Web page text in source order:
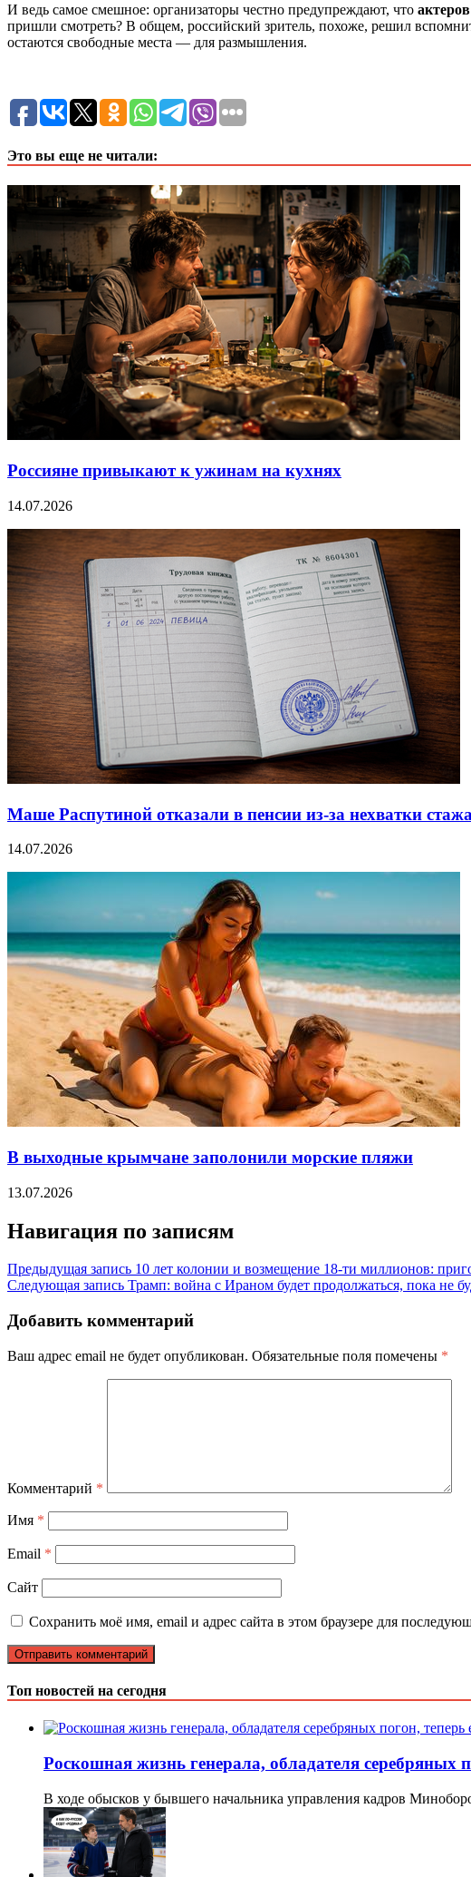
И ведь самое смешное: организаторы честно предупреждают, что
пришли смотреть? В общем, российский зритель, похоже, решил
остаются свободные места — для размышления.
Это вы еще не читали:
Россияне привыкают к ужинам на кухнях
14.07.2026
Маше Распутиной отказали в пенсии из-за нехватки стажа
14.07.2026
В выходные крымчане заполонили морские пляжи
13.07.2026
Навигация по записям
Предыдущая запись 10 лет колонии и возмещение 18-ти миллионов:
Следующая запись Трамп: война с Ираном будет продолжаться, пока не
Добавить комментарий
Ваш адрес email не будет опубликован. Обязательные поля помечены *
Комментарий *
Имя *
Email *
Сайт
Сохранить моё имя, email и адрес сайта в этом браузере для
Топ новостей на сегодня
Роскошная жизнь генерала, обладателя серебряных
В ходе обысков у бывшего начальника управления кадров